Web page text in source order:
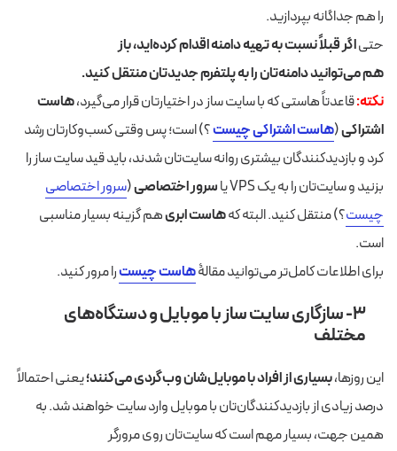
را هم جداگانه بپردازید.
حتیاگر قبلاً نسبت به تهیه دامنه اقدام کرده‌اید، باز
هم می‌توانید دامنه‌تان را به پلتفرم جدیدتان منتقل کنید.
نکته:قاعدتاً هاستی که با سایت ساز در اختیارتان قرار می‌گیرد،هاست
اشتراکی(هاست اشتراکی چیست؟) است؛ پس وقتی کسب‌وکارتان رشد
کرد و بازدیدکنندگان بیشتری روانه سایت‌تان شدند، باید قید سایت ساز را
بزنید و سایت‌تان را به یک VPS یا
سرور اختصاصی(سرور اختصاصی
چیست؟) منتقل کنید. البته کههاست ابریهم گزینه بسیار مناسبی
است.
برای اطلاعات کامل‌تر می‌توانید مقالۀهاست چیسترا مرور کنید.
۳- سازگاری سایت ساز با موبایل و دستگاه‌های
مختلف
این روزها،بسیاری از افراد با موبایل‌شان وب‌گردی می‌کنند؛یعنی احتمالاً
درصد زیادی از بازدیدکنندگان‌تان با موبایل وارد سایت خواهند شد. به
همین جهت، بسیار مهم است کهسایت‌تان روی مرورگر